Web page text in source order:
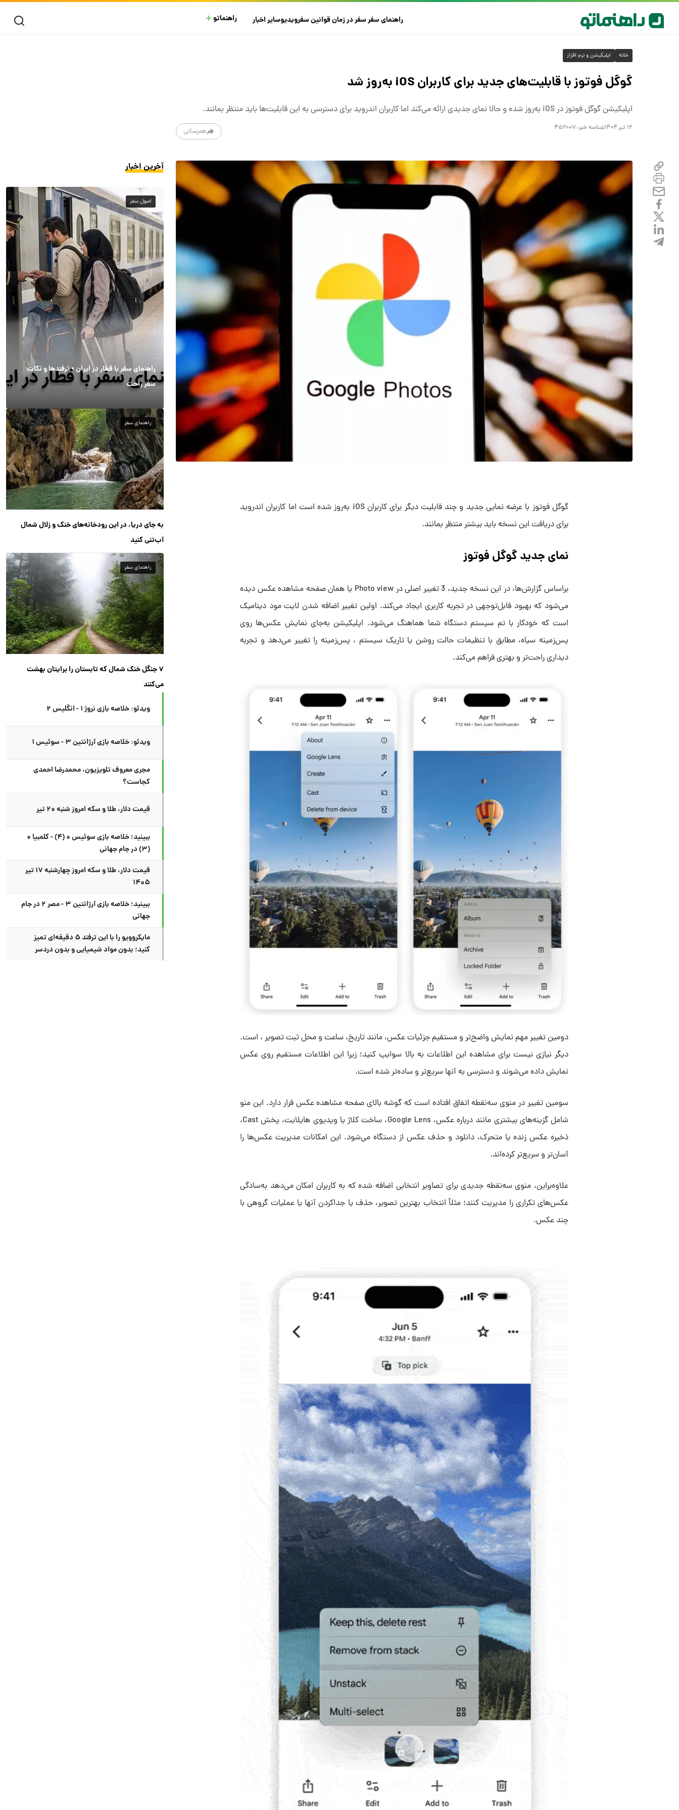
راهنمای سفرسفر در زمانقوانین سفرویدیوسایراخبار راهنماتو
خانه اپلیکیشن و نرم افزار
گوگل فوتوز با قابلیت‌های جدید برای کاربران iOS به‌روز شد
اپلیکیشن گوگل فوتوز در iOS به‌روز شده و حالا نمای جدیدی ارائه می‌کند اما کاربران اندروید برای دسترسی به این قابلیت‌ها باید منتظر بمانند.
۱۲ تیر ۱۴۰۴ شناسه خبر: ۴۵۲۰۰۷ همرسانی
گوگل فوتوز با عرضه نمایی جدید و چند قابلیت دیگر برای کاربران iOS به‌روز شده است اما کاربران اندروید
برای دریافت این نسخه باید بیشتر منتظر بمانند.
نمای جدید گوگل فوتوز
براساس گزارش‌ها، در این نسخه جدید، 3 تغییر اصلی در Photo view یا همان صفحه مشاهده عکس دیده
می‌شود که بهبود قابل‌توجهی در تجربه کاربری ایجاد می‌کند. اولین تغییر اضافه شدن لایت مود دینامیک
است که خودکار با تم سیستم دستگاه شما هماهنگ می‌شود. اپلیکیشن به‌جای نمایش عکس‌ها روی
پس‌زمینه سیاه، مطابق با تنظیمات حالت روشن یا تاریک سیستم ، پس‌زمینه را تغییر می‌دهد و تجربه
دیداری راحت‌تر و بهتری فراهم می‌کند.
دومین تغییر مهم نمایش واضح‌تر و مستقیم جزئیات عکس، مانند تاریخ، ساعت و محل ثبت تصویر ، است.
دیگر نیازی نیست برای مشاهده این اطلاعات به بالا سوایپ کنید؛ زیرا این اطلاعات مستقیم روی عکس
نمایش داده می‌شوند و دسترسی به آنها سریع‌تر و ساده‌تر شده است.
سومین تغییر در منوی سه‌نقطه اتفاق افتاده است که گوشه بالای صفحه مشاهده عکس قرار دارد. این منو
شامل گزینه‌های بیشتری مانند درباره عکس، Google Lens، ساخت کلاژ یا ویدیوی هایلایت، پخش Cast،
ذخیره عکس زنده یا متحرک، دانلود و حذف عکس از دستگاه می‌شود. این امکانات مدیریت عکس‌ها را
آسان‌تر و سریع‌تر کرده‌اند.
علاوه‌براین، منوی سه‌نقطه جدیدی برای تصاویر انتخابی اضافه شده که به کاربران امکان می‌دهد به‌سادگی
عکس‌های تکراری را مدیریت کنند؛ مثلاً انتخاب بهترین تصویر، حذف یا جداکردن آنها یا عملیات گروهی با
چند عکس.
آخرین اخبار
اصول سفر
راهنمای سفر با قطار در ایران + ترفندها و نکات
سفر راحت
راهنمای سفر
به جای دریا، در این رودخانه‌های خنک و زلال شمال
آب‌تنی کنید
راهنمای سفر
۷ جنگل خنک شمال که تابستان را برایتان بهشت
می‌کنند
ویدئو: خلاصه بازی نروژ ۱ - انگلیس ۲
ویدئو: خلاصه بازی آرژانتین ۳ - سوئیس ۱
مجری معروف تلویزیون، محمدرضا احمدی
کجاست؟
قیمت دلار، طلا و سکه امروز شنبه ۲۰ تیر
ببینید؛ خلاصه بازی سوئیس ۰ (۴) - کلمبیا ۰
(۳) در جام جهانی
قیمت دلار، طلا و سکه امروز چهارشنبه ۱۷ تیر
۱۴۰۵
ببینید؛ خلاصه بازی آرژانتین ۳ - مصر ۲ در جام
جهانی
مایکروویو را با این ترفند ۵ دقیقه‌ای تمیز
کنید؛ بدون مواد شیمیایی و بدون دردسر